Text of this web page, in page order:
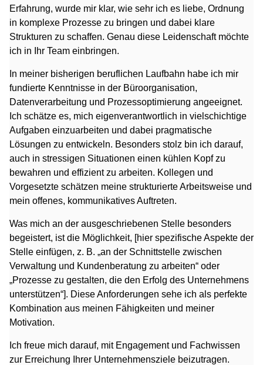
Erfahrung, wurde mir klar, wie sehr ich es liebe, Ordnung
in komplexe Prozesse zu bringen und dabei klare
Strukturen zu schaffen. Genau diese Leidenschaft möchte
ich in Ihr Team einbringen.
In meiner bisherigen beruflichen Laufbahn habe ich mir
fundierte Kenntnisse in der Büroorganisation,
Datenverarbeitung und Prozessoptimierung angeeignet.
Ich schätze es, mich eigenverantwortlich in vielschichtige
Aufgaben einzuarbeiten und dabei pragmatische
Lösungen zu entwickeln. Besonders stolz bin ich darauf,
auch in stressigen Situationen einen kühlen Kopf zu
bewahren und effizient zu arbeiten. Kollegen und
Vorgesetzte schätzen meine strukturierte Arbeitsweise und
mein offenes, kommunikatives Auftreten.
Was mich an der ausgeschriebenen Stelle besonders
begeistert, ist die Möglichkeit, [hier spezifische Aspekte der
Stelle einfügen, z. B. „an der Schnittstelle zwischen
Verwaltung und Kundenberatung zu arbeiten“ oder
„Prozesse zu gestalten, die den Erfolg des Unternehmens
unterstützen“]. Diese Anforderungen sehe ich als perfekte
Kombination aus meinen Fähigkeiten und meiner
Motivation.
Ich freue mich darauf, mit Engagement und Fachwissen
zur Erreichung Ihrer Unternehmensziele beizutragen.